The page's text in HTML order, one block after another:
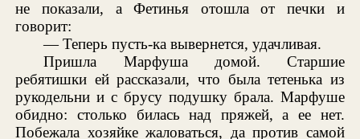
не показали, а Фетинья отошла от печки и
говорит:
— Теперь пусть-ка вывернется, удачливая.
Пришла Марфуша домой. Старшие
ребятишки ей рассказали, что была тетенька из
рукодельни и с брусу подушку брала. Марфуше
обидно: столько билась над пряжей, а ее нет.
Побежала хозяйке жаловаться, да против самой